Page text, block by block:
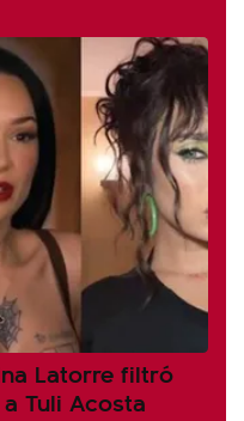
Latorre filtró
Tuli Acosta